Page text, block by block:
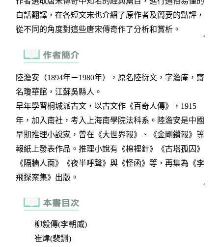
柳毅傳(李朝威)
崔煒(裴鉶)